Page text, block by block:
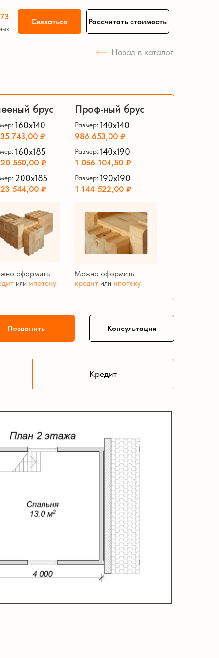
Рассчитать стоимость
Связаться
Назад в каталог
оформить
или ипотеку
Консультация
Позвонить
брус
544,00 ₽
200х185
550,00 ₽
160х185
743,00 ₽
160х140
Можно оформить
кредит или ипотеку
1 144 522,00 ₽
190х190
Размер:
1 056 104,50 ₽
140х190
Размер:
Проф-ный брус
986 653,00 ₽
140х140
Размер:
Кредит